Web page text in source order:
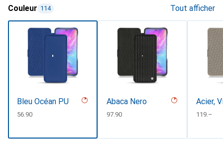
Couleur 114 Tout afficher
Bleu Océan PU
CHF
56.90
Abaca Nero
CHF
97.90
Acier,
CHF
119.–